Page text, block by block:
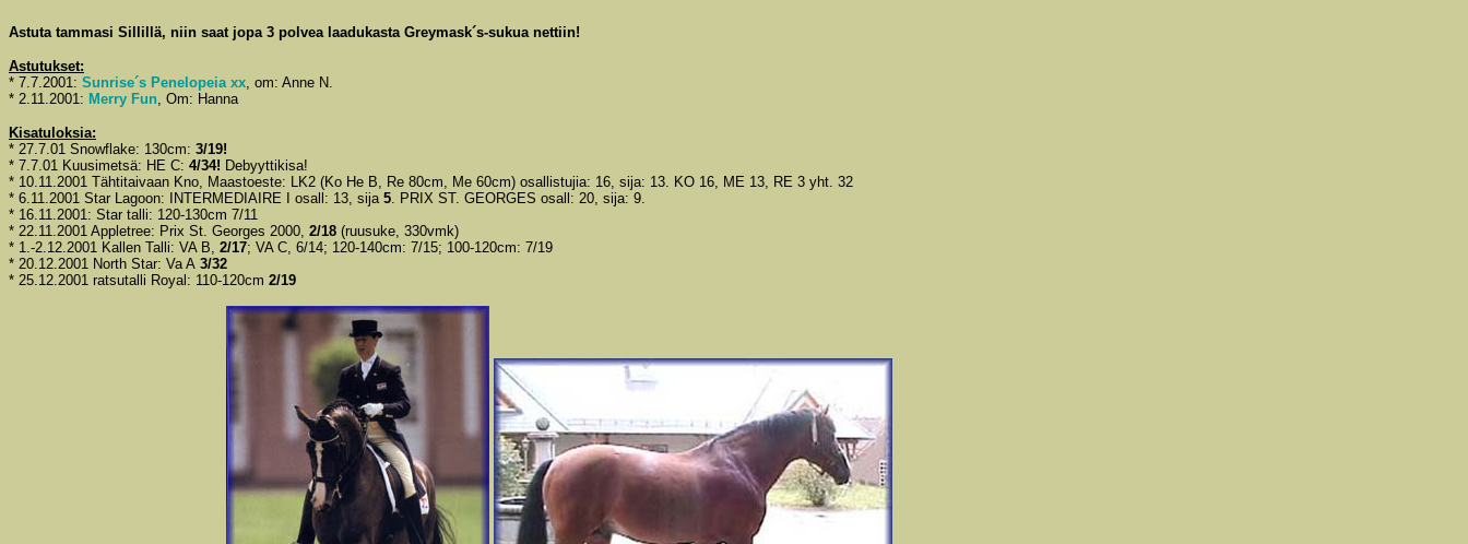
Astuta tammasi Sillillä, niin saat jopa 3 polvea laadukasta Greymask´s-sukua nettiin!
Astutukset:
* 7.7.2001: Sunrise´s Penelopeia xx, om: Anne N.
* 2.11.2001: Merry Fun, Om: Hanna
Kisatuloksia:
* 27.7.01 Snowflake: 130cm: 3/19!
* 7.7.01 Kuusimetsä: HE C: 4/34! Debyyttikisa!
* 10.11.2001 Tähtitaivaan Kno, Maastoeste: LK2 (Ko He B, Re 80cm, Me 60cm) osallistujia: 16, sija: 13. KO 16, ME 13, RE 3 yht. 32
* 6.11.2001 Star Lagoon: INTERMEDIAIRE I osall: 13, sija 5. PRIX ST. GEORGES osall: 20, sija: 9.
* 16.11.2001: Star talli: 120-130cm 7/11
* 22.11.2001 Appletree: Prix St. Georges 2000, 2/18 (ruusuke, 330vmk)
* 1.-2.12.2001 Kallen Talli: VA B, 2/17; VA C, 6/14; 120-140cm: 7/15; 100-120cm: 7/19
* 20.12.2001 North Star: Va A 3/32
* 25.12.2001 ratsutalli Royal: 110-120cm 2/19